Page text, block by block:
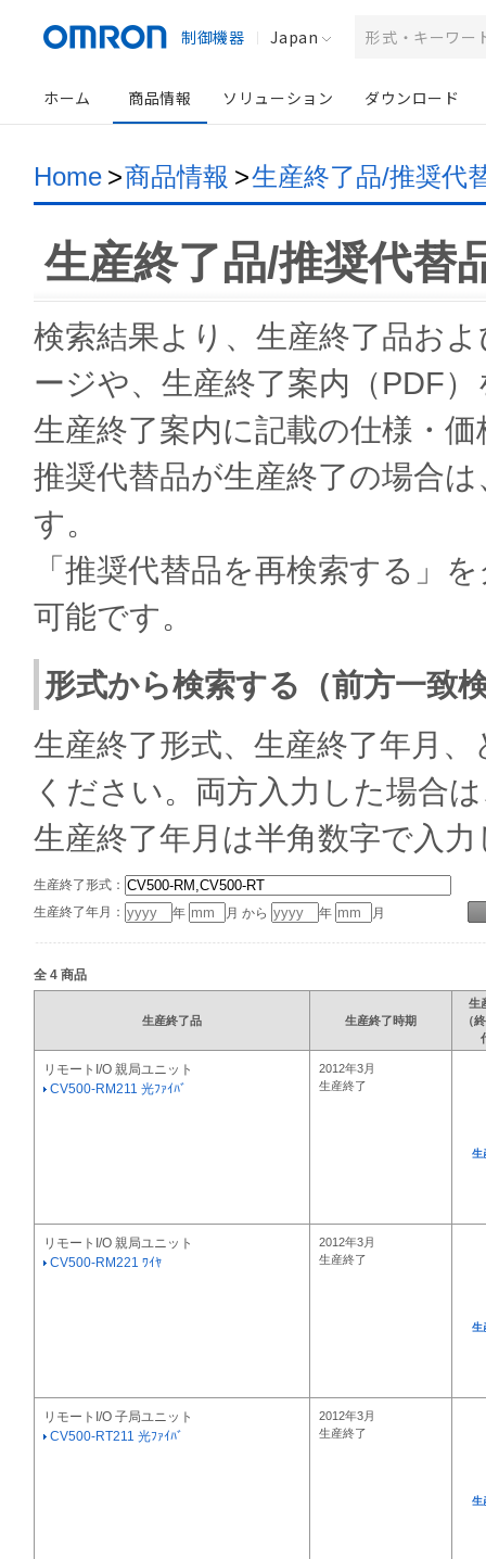
制御機器 Japan
ホーム 商品情報 ソリューション ダウンロード
Home >商品情報 >生産終了品/推奨代
生産終了品/推奨代替
検索結果より、生産終了品お
ージや、生産終了案内（PDF
生産終了案内に記載の仕様・
推奨代替品が生産終了の場合
す。
「推奨代替品を再検索する」
可能です。
形式から検索する（前方一致
生産終了形式、生産終了年月
ください。両方入力した場合
生産終了年月は半角数字で入
生産終了形式：
生産終了年月：
年 月 から 年 月
全 4 商品
生産終了品 生産終了時期
生
（
リモートI/O 親局ユニット
CV500-RM211 光ﾌｧｲﾊﾞ
2012年3月
生産終了
生
リモートI/O 親局ユニット
CV500-RM221 ﾜｲﾔ
2012年3月
生産終了
生
リモートI/O 子局ユニット
CV500-RT211 光ﾌｧｲﾊﾞ
2012年3月
生産終了
生